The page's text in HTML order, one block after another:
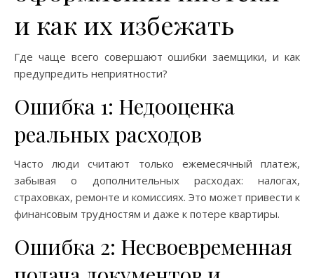
и как их избежать
Где чаще всего совершают ошибки заемщики, и как
предупредить неприятности?
Ошибка 1: Недооценка
реальных расходов
Часто люди считают только ежемесячный платеж,
забывая о дополнительных расходах: налогах,
страховках, ремонте и комиссиях. Это может привести к
финансовым трудностям и даже к потере квартиры.
Ошибка 2: Несвоевременная